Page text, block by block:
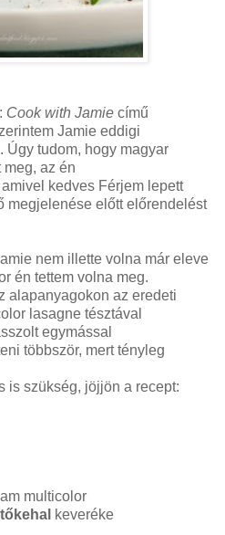
Cook with Jamie című
Jamie eddigi
Úgy tudom, hogy magyar
az én
kedves Férjem lepett
megjelenése előtt előrendelést
nem illette volna már eleve
én tettem volna meg.
alapanyagokon az eredeti
lasagne tésztával
egymással
többször, mert tényleg
is szükség, jöjjön a recept:
multicolor
tőkehal keveréke